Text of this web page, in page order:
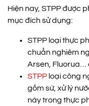
Hiện nay, STPP được
mục đích sử dụng:
STPP loại thực
chuẩn nghiêm
Arsen, Fluorua…
STPP loại công
gốm sứ, xử lý
này trong thực